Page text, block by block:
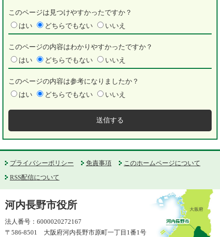
このページは見つけやすかったですか？
はい
どちらでもない いいえ
このページの内容はわかりやすかったですか？
はい
どちらでもない いいえ
このページの内容は参考になりましたか？
はい
どちらでもない いいえ
プライバシーポリシー 免責事項
このホームページについて
RSS配信について
河内長野市役所
法人番号：6000020272167
〒586-8501 大阪府河内長野市原町一丁目1番1号